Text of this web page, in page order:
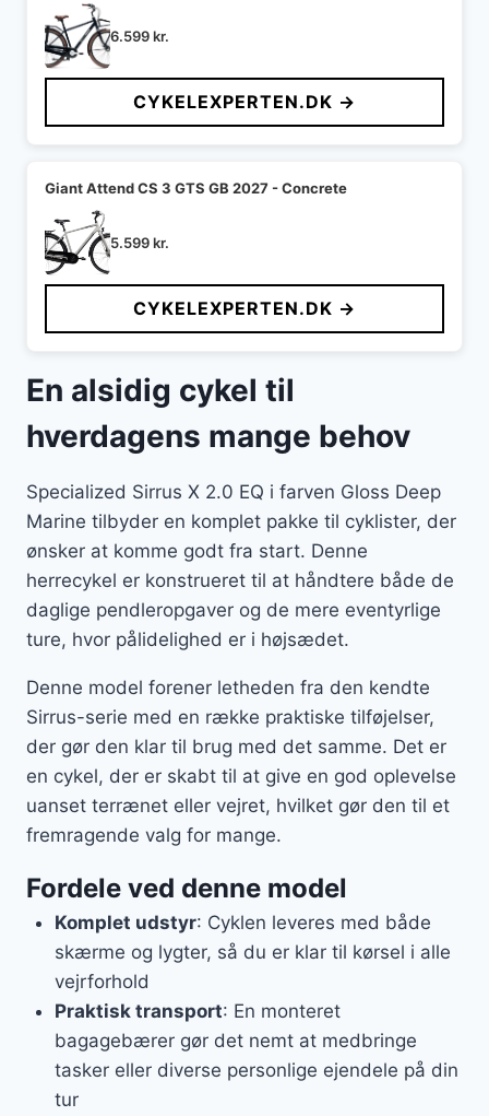
6.599kr.
CYKELEXPERTEN.DK →
Giant Attend CS 3 GTS GB 2027 - Concrete
5.599kr.
CYKELEXPERTEN.DK →
En alsidig cykel til
hverdagens mange behov
Specialized Sirrus X 2.0 EQ i farven Gloss Deep
Marine tilbyder en komplet pakke til cyklister, der
ønsker at komme godt fra start. Denne
herrecykel er konstrueret til at håndtere både de
daglige pendleropgaver og de mere eventyrlige
ture, hvor pålidelighed er i højsædet.
Denne model forener letheden fra den kendte
Sirrus-serie med en række praktiske tilføjelser,
der gør den klar til brug med det samme. Det er
en cykel, der er skabt til at give en god oplevelse
uanset terrænet eller vejret, hvilket gør den til et
fremragende valg for mange.
Fordele ved denne model
Komplet udstyr: Cyklen leveres med både
skærme og lygter, så du er klar til kørsel i alle
vejrforhold
Praktisk transport: En monteret
bagagebærer gør det nemt at medbringe
tasker eller diverse personlige ejendele på din
tur